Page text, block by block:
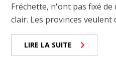
Fréchette, n'ont pas fixé
clair. Les provinces veulent
LIRE LA SUITE